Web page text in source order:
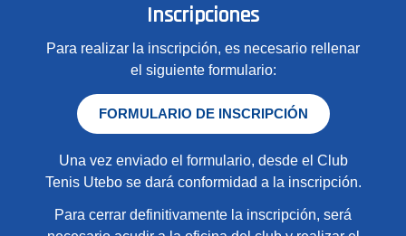
Inscripciones
Para realizar la inscripción, es necesario rellenar
el siguiente formulario:
FORMULARIO DE INSCRIPCIÓN
Una vez enviado el formulario, desde el Club
Tenis Utebo se dará conformidad a la inscripción.
Para cerrar definitivamente la inscripción, será